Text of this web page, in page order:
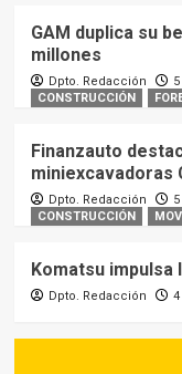
GAM duplica su
millones
Dpto. Redacción
CONSTRUCCIÓN
Finanzauto
miniexcavadoras
Dpto. Redacción
CONSTRUCCIÓN
Komatsu
Dpto. Redacción